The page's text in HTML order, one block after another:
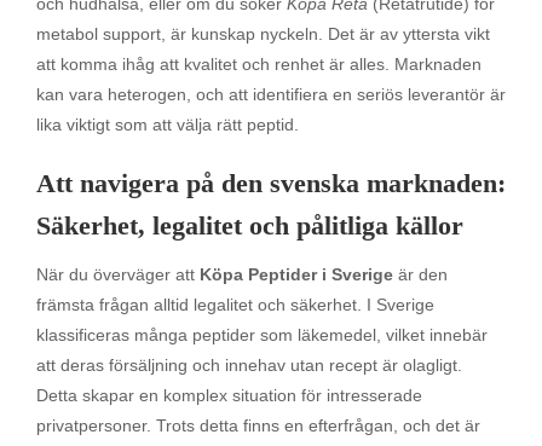
metabol support, är kunskap nyckeln. Det är av yttersta vikt
att komma ihåg att kvalitet och renhet är alles. Marknaden
kan vara heterogen, och att identifiera en seriös leverantör är
lika viktigt som att välja rätt peptid.
Att navigera på den svenska marknaden:
Säkerhet, legalitet och pålitliga källor
När du överväger att Köpa Peptider i Sverige är den
främsta frågan alltid legalitet och säkerhet. I Sverige
klassificeras många peptider som läkemedel, vilket innebär
att deras försäljning och innehav utan recept är olagligt.
Detta skapar en komplex situation för intresserade
privatpersoner. Trots detta finns en efterfrågan, och det är